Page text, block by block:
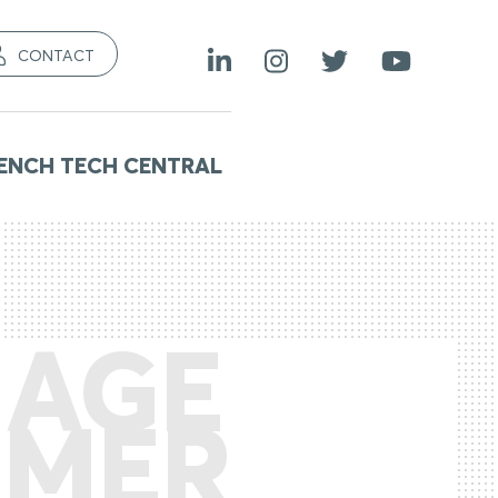
CONTACT
TECH CENTRAL